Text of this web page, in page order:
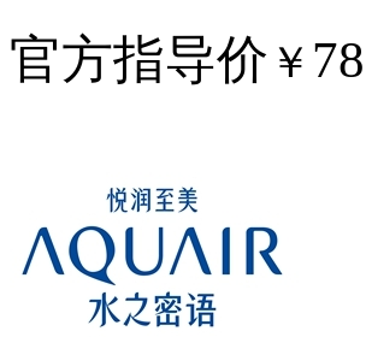
官方指导价 ￥ 78